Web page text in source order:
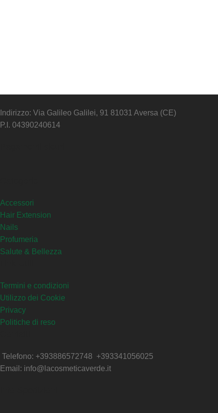
Indirizzo: Via Galileo Galilei, 91 81031 Aversa (CE)
P.I. 04390240614
Accessori
Hair Extension
Nails
Profumeria
Salute & Bellezza
Termini e condizioni
Utilizzo dei Cookie
Privacy
Politiche di reso
Telefono: +393886572748 +393341056025
Email: info@lacosmeticaverde.it